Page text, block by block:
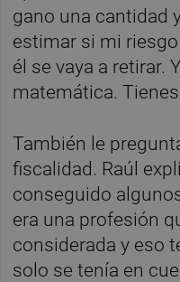
gano una cantidad
estimar si mi
él se vaya a retirar.
matemática.
También le
fiscalidad. Raúl
conseguido
era una profesión
considerada y eso
solo se tenía en